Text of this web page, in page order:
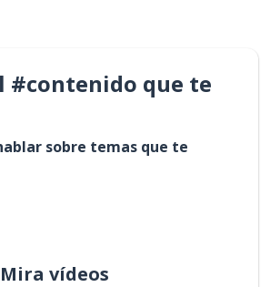
#contenido que te
sobre temas que te
Mira vídeos